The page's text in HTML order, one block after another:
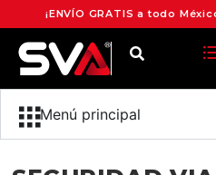
¡ENVÍO GRATIS a todo
Menú principal